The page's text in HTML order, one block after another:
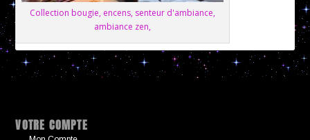
Collection bougie, encens, senteur d'ambiance,
ambiance zen,
VOTRE COMPTE